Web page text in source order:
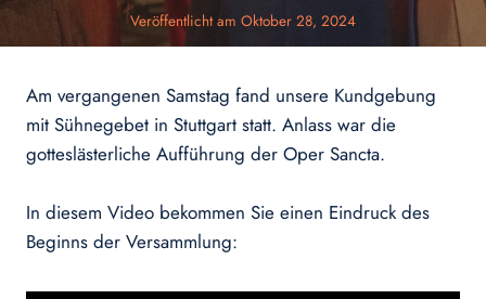
Veröffentlicht am Oktober 28, 2024
Am vergangenen Samstag fand unsere Kundgebung
mit Sühnegebet in Stuttgart statt. Anlass war die
gotteslästerliche Aufführung der Oper Sancta.
In diesem Video bekommen Sie einen Eindruck des
Beginns der Versammlung: